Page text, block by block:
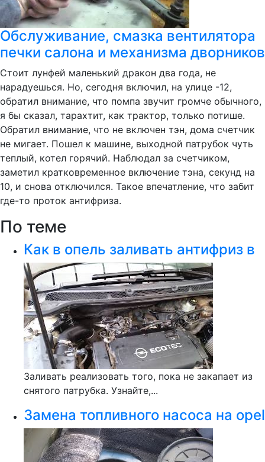
Обслуживание, смазка вентилятора
печки салона и механизма дворников
Стоит лунфей маленький дракон два года, не
нарадуешься. Но, сегодня включил, на улице -12,
обратил внимание, что помпа звучит громче обычного,
я бы сказал, тарахтит, как трактор, только потише.
Обратил внимание, что не включен тэн, дома счетчик
не мигает. Пошел к машине, выходной патрубок чуть
теплый, котел горячий. Наблюдал за счетчиком,
заметил кратковременное включение тэна, секунд на
10, и снова отключился. Такое впечатление, что забит
где-то проток антифриза.
По теме
Как в опель заливать антифриз в
Заливать реализовать того, пока не закапает из
снятого патрубка. Узнайте,...
Замена топливного насоса на opel